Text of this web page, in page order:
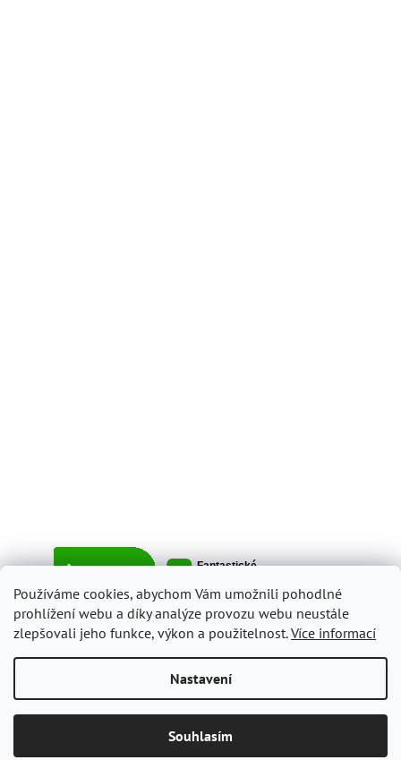
Používáme cookies, abychom Vám umožnili pohodlné
prohlížení webu a díky analýze provozu webu neustále
zlepšovali jeho funkce, výkon a použitelnost.Více informací
Nastavení
Souhlasím
Copyright 2026ItalyShop.cz. Všechna práva vyhrazena.Upravit
nastavení cookies